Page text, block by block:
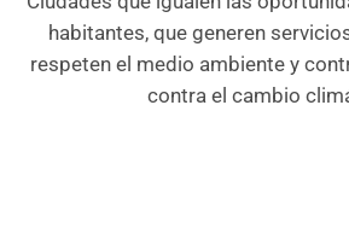
habitantes, que generen
respeten el medio ambiente y
contra el cambio